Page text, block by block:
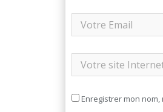
Enregistrer mon